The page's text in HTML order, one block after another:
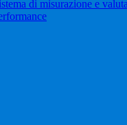
di misurazione e